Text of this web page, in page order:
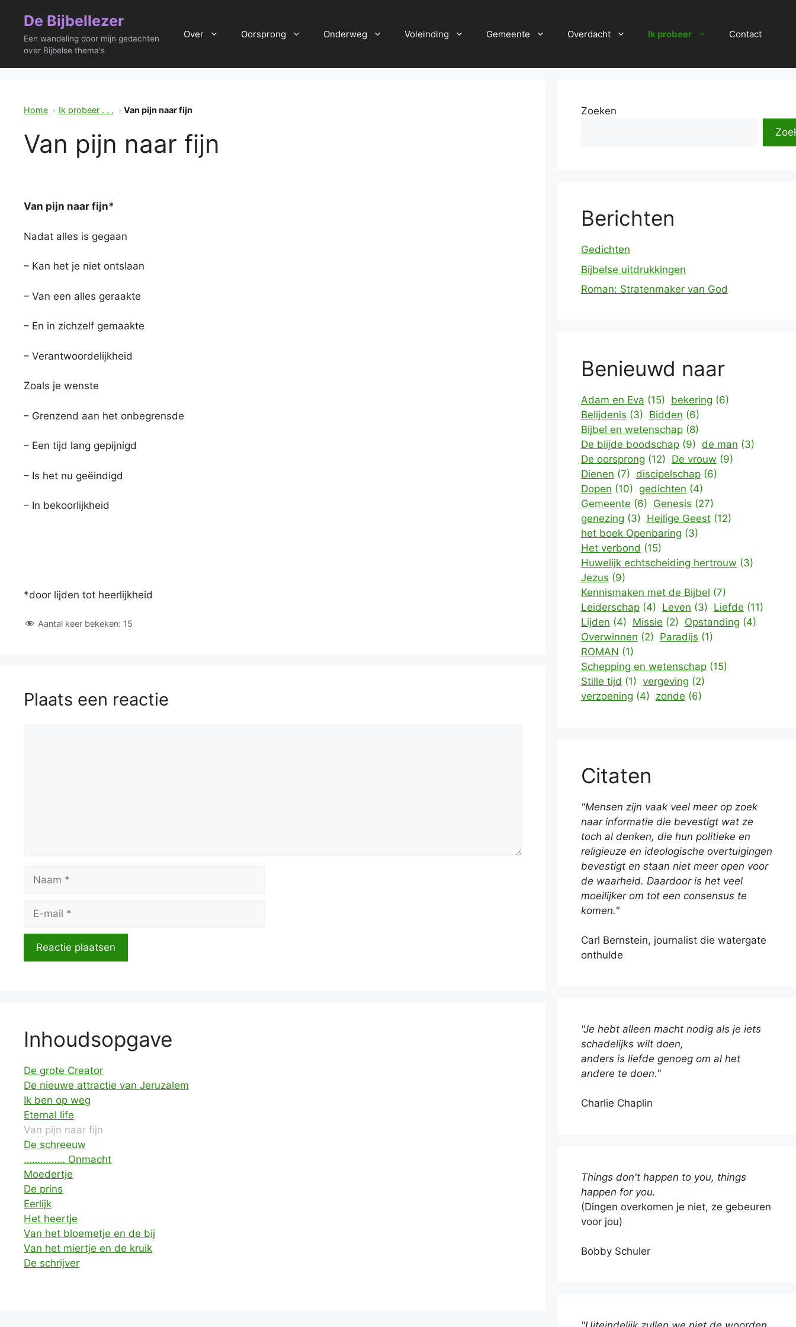
inhoud
De Bijbellezer
Een wandeling door mijn gedachten
over Bijbelse thema's
Over Oorsprong Onderweg Voleinding Gemeente Overdacht Ik probeer Contact
Home Ik probeer . . . Van pijn naar fijn
Van pijn naar fijn
Van pijn naar fijn*
Nadat alles is gegaan
– Kan het je niet ontslaan
– Van een alles geraakte
– En in zichzelf gemaakte
– Verantwoordelijkheid
Zoals je wenste
– Grenzend aan het onbegrensde
– Een tijd lang gepijnigd
– Is het nu geëindigd
– In bekoorlijkheid
*door lijden tot heerlijkheid
Aantal keer bekeken: 15
Plaats een reactie
Naam
Inhoudsopgave
De grote Creator
De nieuwe attractie van Jeruzalem
Ik ben op weg
Eternal life
Van pijn naar fijn
De schreeuw
…………… Onmacht
Moedertje
De prins
Eerlijk
Het heertje
Van het bloemetje en de bij
Van het miertje en de kruik
De schrijver
Zoeken
Berichten
Gedichten
Bijbelse uitdrukkingen
Roman: Stratenmaker van God
Benieuwd naar
Adam en Eva (15) bekering (6)
Belijdenis (3) Bidden (6)
Bijbel en wetenschap (8)
De blijde boodschap (9) de man (3)
De oorsprong (12) De vrouw (9)
Dienen (7) discipelschap (6)
Dopen (10) gedichten (4)
Gemeente (6) Genesis (27)
genezing (3) Heilige Geest (12)
het boek Openbaring (3)
Het verbond (15)
Huwelijk echtscheiding hertrouw (3)
Jezus (9)
Kennismaken met de Bijbel (7)
Leiderschap (4) Leven (3) Liefde (11)
Lijden (4) Missie (2) Opstanding (4)
Overwinnen (2) Paradijs (1)
ROMAN (1)
Schepping en wetenschap (15)
Stille tijd (1) vergeving (2)
verzoening (4) zonde (6)
Citaten
"Mensen zijn vaak veel meer op zoek
naar informatie die bevestigt wat ze
toch al denken, die hun politieke en
religieuze en ideologische overtuigingen
bevestigt en staan niet meer open voor
de waarheid. Daardoor is het veel
moeilijker om tot een consensus te
komen."
Carl Bernstein, journalist die watergate
onthulde
"Je hebt alleen macht nodig als je iets
schadelijks wilt doen,
anders is liefde genoeg om al het
andere te doen."
Charlie Chaplin
Things don't happen to you, things
happen for you.
(Dingen overkomen je niet, ze gebeuren
voor jou)
Bobby Schuler